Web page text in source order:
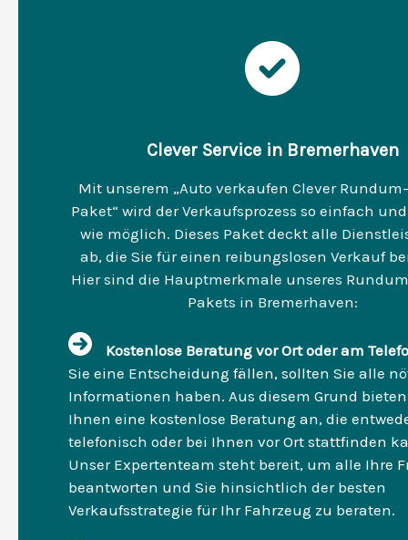
Clever Service in Bremerhaven
Mit unserem „Auto verkaufen Clever
Paket“ wird der Verkaufsprozess so einfach
wie möglich. Dieses Paket deckt alle
ab, die Sie für einen reibungslosen Verkauf
Hier sind die Hauptmerkmale unseres
Pakets in Bremerhaven:
Kostenlose Beratung vor Ort oder am
Sie eine Entscheidung fällen, sollten Sie alle
Informationen haben. Aus diesem Grund
Ihnen eine kostenlose Beratung an, die
telefonisch oder bei Ihnen vor Ort stattfinden
Unser Expertenteam steht bereit, um alle Ihre
beantworten und Sie hinsichtlich der besten
Verkaufsstrategie für Ihr Fahrzeug zu beraten.